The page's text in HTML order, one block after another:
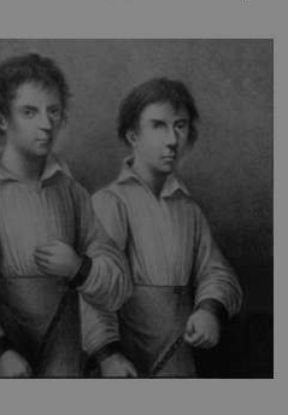
ani nedokážeme představit.